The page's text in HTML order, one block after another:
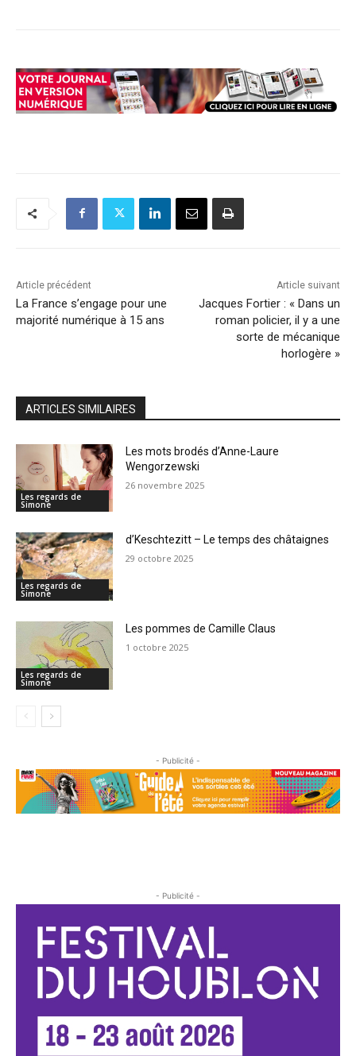
Article précédent
La France s’engage pour une
majorité numérique à 15 ans
Article suivant
Jacques Fortier : « Dans un
roman policier, il y a une
sorte de mécanique
horlogère »
ARTICLES SIMILAIRES
Les regards de
Simone
Les mots brodés d’Anne-Laure
Wengorzewski
26 novembre 2025
Les regards de
Simone
d’Keschtezitt – Le temps des châtaignes
29 octobre 2025
Les regards de
Simone
Les pommes de Camille Claus
1 octobre 2025
- Publicité -
- Publicité -